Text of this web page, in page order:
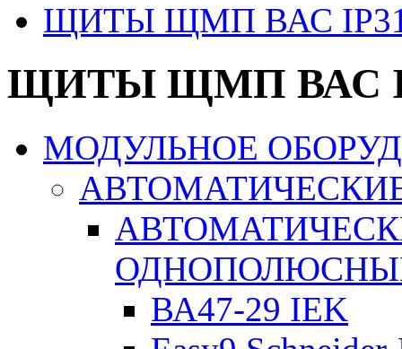
ЩИТЫ ЩМП ВАС
ЩИТЫ ЩМП ВАС
МОДУЛЬНОЕ
ВА47-29 IEK